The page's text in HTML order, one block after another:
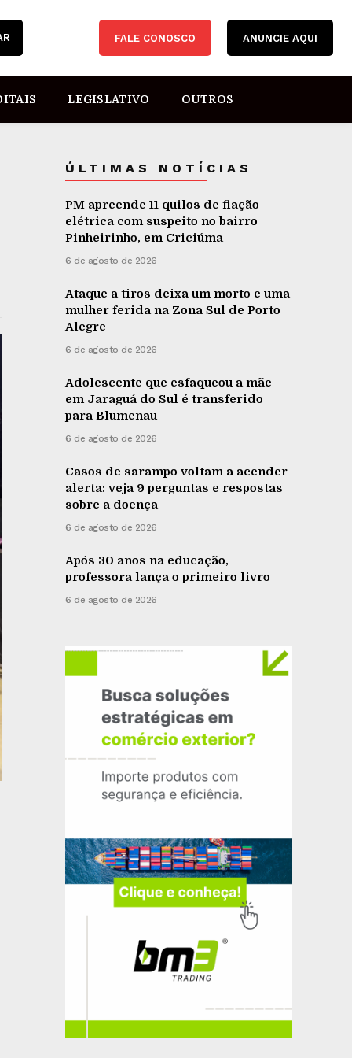
FALE CONOSCO ANUNCIE AQUI
LEGISLATIVO OUTROS
ÚLTIMAS NOTÍCIAS
PM apreende 11 quilos de fiação
elétrica com suspeito no bairro
Pinheirinho, em Criciúma
6 de agosto de 2026
Ataque a tiros deixa um morto e uma
mulher ferida na Zona Sul de Porto
Alegre
6 de agosto de 2026
Adolescente que esfaqueou a mãe
em Jaraguá do Sul é transferido
para Blumenau
6 de agosto de 2026
Casos de sarampo voltam a acender
alerta: veja 9 perguntas e respostas
sobre a doença
6 de agosto de 2026
Após 30 anos na educação,
professora lança o primeiro livro
6 de agosto de 2026